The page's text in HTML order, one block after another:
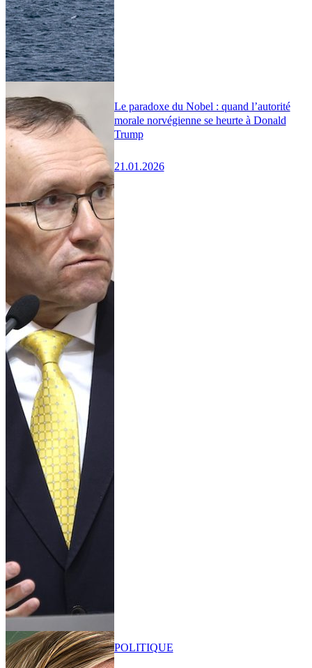
Le paradoxe du Nobel : quand l’autorité
morale norvégienne se heurte à Donald
Trump
21.01.2026
POLITIQUE